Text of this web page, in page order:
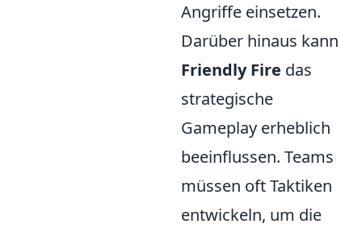
Angriffe einsetzen.
Darüber hinaus kann
Friendly Fire das
strategische
Gameplay erheblich
beeinflussen. Teams
müssen oft Taktiken
entwickeln, um die